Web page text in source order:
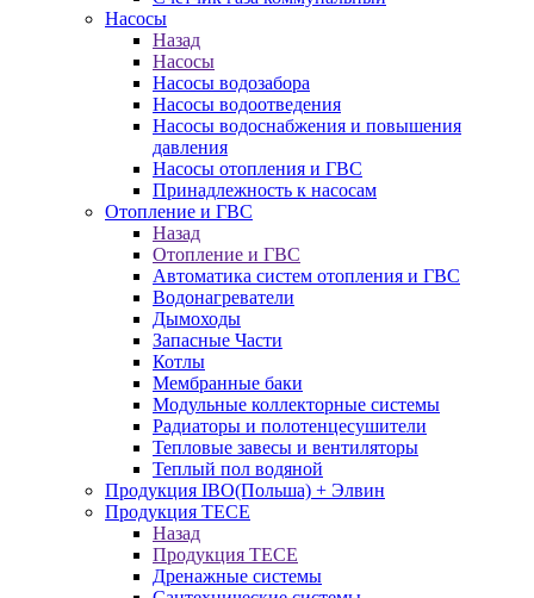
Насосы
Назад
Насосы
Насосы водозабора
Насосы водоотведения
Насосы водоснабжения и повышения
давления
Насосы отопления и ГВС
Принадлежность к насосам
Отопление и ГВС
Назад
Отопление и ГВС
Автоматика систем отопления и ГВС
Водонагреватели
Дымоходы
Запасные Части
Котлы
Мембранные баки
Модульные коллекторные системы
Радиаторы и полотенцесушители
Тепловые завесы и вентиляторы
Теплый пол водяной
Продукция IBO(Польша) + Элвин
Продукция TECE
Назад
Продукция TECE
Дренажные системы